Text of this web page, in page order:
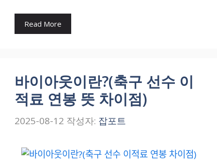
Read More
바이아웃이란?(축구 선수 이
적료 연봉 뜻 차이점)
2025-08-12 작성자: 잡포트